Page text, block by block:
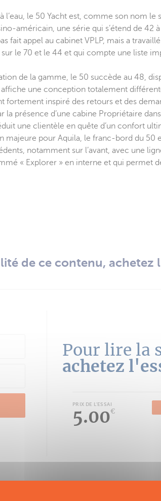
l’eau, le 50 Yacht est, comme son nom le
américain, une série qui s’étend de 42
fait appel au cabinet VPLP, mais a
le 70 et le 44 et qui compte une liste
de la gamme, le 50 succède au 48,
une conception totalement
fortement inspiré des retours et des
la présence d’une cabine Propriétaire
une clientèle en quête d’un confort
majeure pour Aquila, le franc-bord du 50
notamment sur l’avant, avec une
« Explorer » en interne et qui permet
de ce contenu, achetez
Pour lire la
achetez
PRIX DE L'ESSAI
5.00€